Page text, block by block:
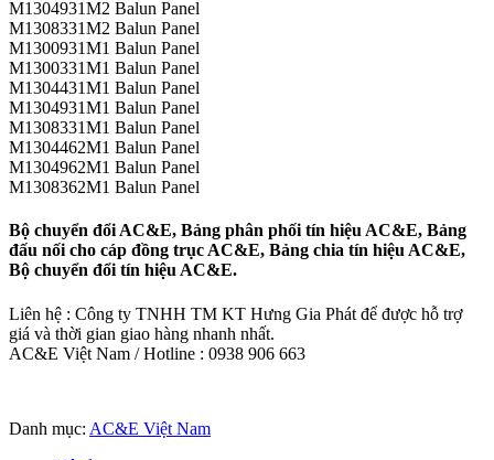
M1304931M2 Balun Panel
M1308331M2 Balun Panel
M1300931M1 Balun Panel
M1300331M1 Balun Panel
M1304431M1 Balun Panel
M1304931M1 Balun Panel
M1308331M1 Balun Panel
M1304462M1 Balun Panel
M1304962M1 Balun Panel
M1308362M1 Balun Panel
Bộ chuyển đổi AC&E, Bảng phân phối tín hiệu AC&E, Bảng
đấu nối cho cáp đồng trục AC&E, Bảng chia tín hiệu AC&E,
Bộ chuyển đổi tín hiệu AC&E.
Liên hệ : Công ty TNHH TM KT Hưng Gia Phát để được hỗ trợ
giá và thời gian giao hàng nhanh nhất.
AC&E Việt Nam / Hotline : 0938 906 663
Danh mục: AC&E Việt Nam